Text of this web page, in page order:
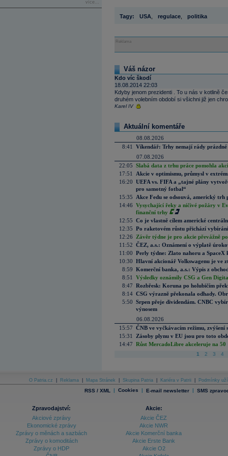
více...
Tagy: USA regulace politika
Reklama
Váš názor
Kdo víc škodí
18.08.2014 22:03
Kdyby jenom prezidenti . To u nás v kotlině
druhém volebním období si všichni již jen
Karel IV
Aktuální komentáře
08.08.2026
8:41
Víkendář: Trhy nemají rády prázdné
07.08.2026
22:05 Slabá data z trhu práce pomohla
17:51
Akcie v optimismu, průmysl v
16:20 UEFA vs. FIFA a „tajné plány
pro samotný fotbal“
15:35
Akce Fedu se odsouvá, americký
14:46 Vysychající řeky a ničivé požáry v
finanční trhy
12:55 Co je vlastně cílem americké
12:35 Po raketovém růstu přichází
12:26
Závěr týdne je pro akcie převážně
11:52 ČEZ, a.s.: Oznámení o výplatě
11:00 Perly týdne: Zlato nahoru a SpaceX
10:30 Hlavní akcionář Volkswagenu je ve
8:59 Komerční banka, a.s.: Výpis z
8:51
Výsledky oznámily CSG a Gen
8:47 Rozbřesk: Koruna po holubičím
8:14 CSG výrazně překonala odhady.
5:50 Srpen přeje dividendám. CNBC
výnosem
06.08.2026
15:57 ČNB ve vyčkávacím režimu, zvýšení
15:31
Zásoby plynu v EU jsou pro toto
14:47 Růst MercadoLibre akceleruje na
1 2 3 4
O Patria.cz Reklama Mapa Stránek Skupina Patria Kariéra v Patrii Podmínky
RSS / XML | Cookies | E-mail newsletter | SMS
Zpravodajství:
Akciové zprávy
Ekonomické zprávy
Zprávy o měnách a sazbách
Zprávy o komoditách
Zprávy o HDP
Akcie:
Akcie ČEZ
Akcie NWR
Akcie Komerční banka
Akcie Erste Bank
Akcie O2